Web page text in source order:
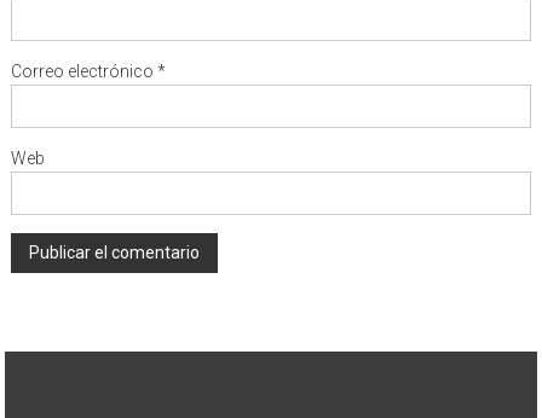
Correo electrónico *
Web